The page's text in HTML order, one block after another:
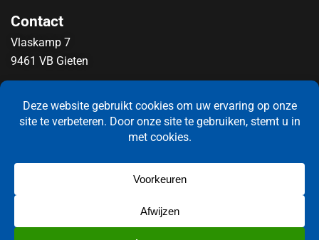
Contact
Vlaskamp 7
9461 VB Gieten
0592 – 21 71 21
KvK: 72640413